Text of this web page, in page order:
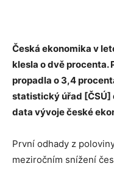
Česká ekonomika v
klesla o dvě
propadla o 3,4
statistický úřad [ČSÚ]
data vývoje české
První odhady z
meziročním snížení